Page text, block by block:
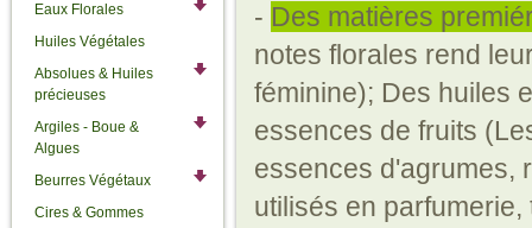
Eaux Florales
Huiles Végétales
Absolues & Huiles
précieuses
Argiles - Boue &
Algues
Beurres Végétaux
Cires & Gommes
- Des matières
notes florales rend
féminine); Des huiles
essences de fruits
essences d'agrumes,
utilisés en